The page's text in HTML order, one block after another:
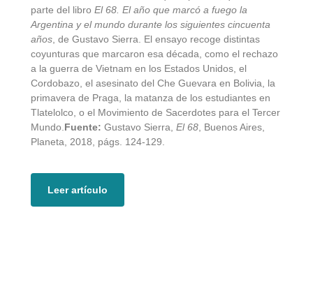
parte del libro El 68. El año que marcó a fuego la
Argentina y el mundo durante los siguientes cincuenta
años , de Gustavo Sierra. El ensayo recoge distintas
coyunturas que marcaron esa década, como el rechazo
a la guerra de Vietnam en los Estados Unidos, el
Cordobazo, el asesinato del Che Guevara en Bolivia, la
primavera de Praga, la matanza de los estudiantes en
Tlatelolco, o el Movimiento de Sacerdotes para el Tercer
Mundo. Fuente: Gustavo Sierra, El 68 , Buenos Aires,
Planeta, 2018, págs. 124-129.
Leer artículo